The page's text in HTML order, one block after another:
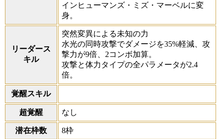
インヒューマンズ・ミズ・マーベルに変
身。
リーダース
キル
突然変異による未知の力
水光の同時攻撃でダメージを35%軽減、攻
撃力が9倍、2コンボ加算。
攻撃と体力タイプの全パラメータが2.4
倍。
覚醒スキル
超覚醒 なし
潜在枠数 8枠